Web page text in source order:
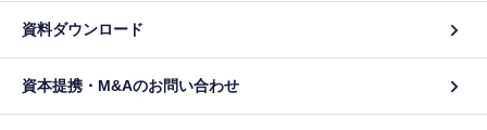
資料ダウンロード
資本提携・M&Aのお問い合わせ